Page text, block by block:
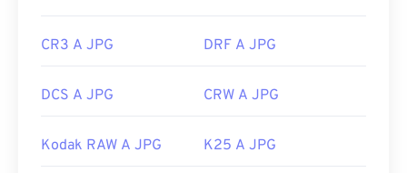
CR3 A JPG DRF A JPG
DCS A JPG CRW A JPG
Kodak RAW A JPG K25 A JPG